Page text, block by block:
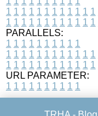
1 1 1 1 1 1 1 1 1 1 1 1
1 1 1 1 1 1 1 1 1 1 1 1
PARALLELS:
1 1 1 1 1 1 1 1 1 1
1 1 1 1 1 1 1 1 1 1 1 1
1 1 1 1 1 1 1 1 1 1 1 1
URL PARAMETER:
1 1 1 1 1 1 1 1 1 1